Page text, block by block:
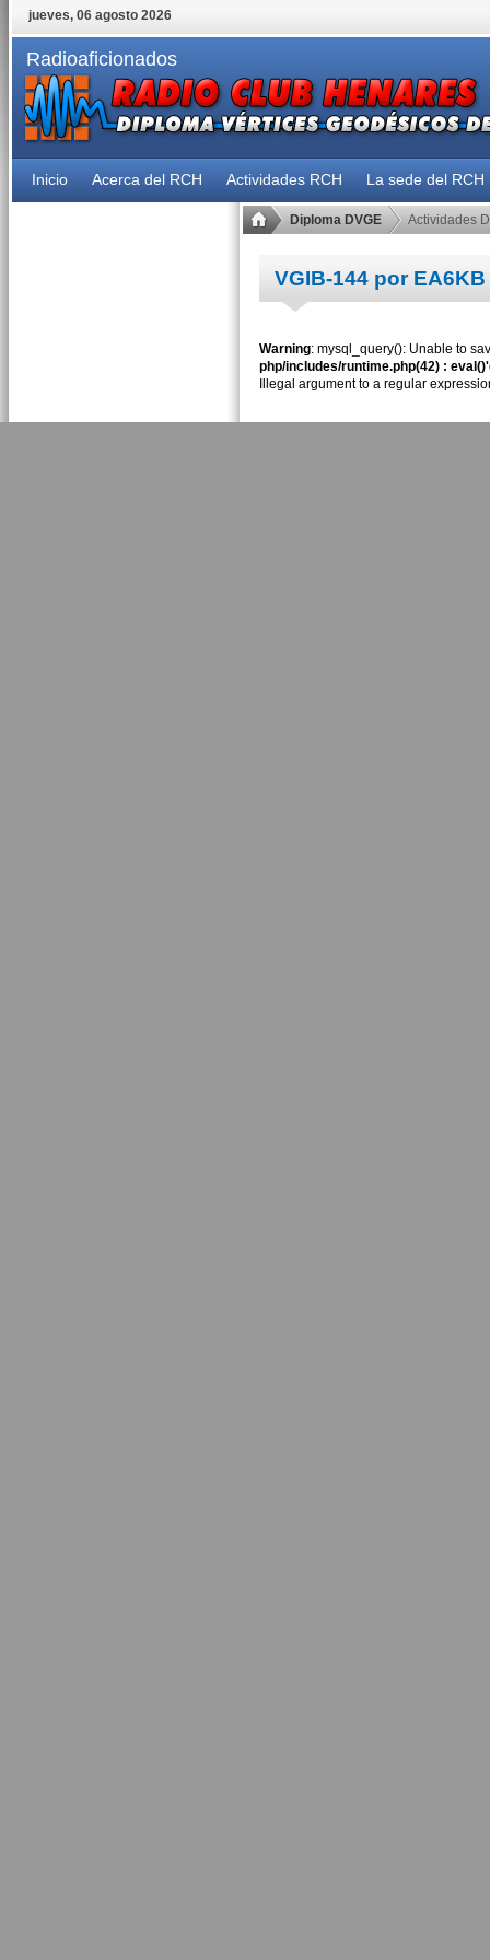
jueves, 06 agosto 2026
Radioaficionados
Inicio Acerca del RCH Actividades RCH La sede del RCH
Diploma DVGE Actividades
VGIB-144 por EA6KB
Warning: mysql_query(): Unable to
php/includes/runtime.php(42) :
Illegal argument to a regular